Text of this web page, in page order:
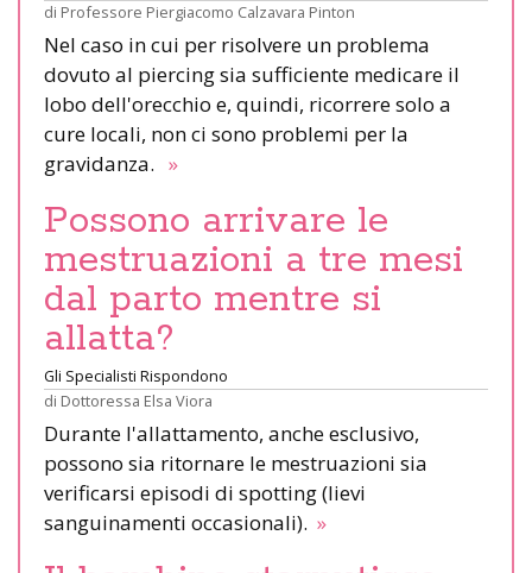
di Professore Piergiacomo Calzavara Pinton
Nel caso in cui per risolvere un problema
dovuto al piercing sia sufficiente medicare il
lobo dell'orecchio e, quindi, ricorrere solo a
cure locali, non ci sono problemi per la
gravidanza. »
Possono arrivare le
mestruazioni a tre mesi
dal parto mentre si
allatta?
Gli Specialisti Rispondono
di Dottoressa Elsa Viora
Durante l'allattamento, anche esclusivo,
possono sia ritornare le mestruazioni sia
verificarsi episodi di spotting (lievi
sanguinamenti occasionali). »